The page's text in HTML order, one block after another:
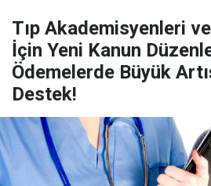
​Tıp Akademisyenleri
İçin Yeni Kanun
Ödemelerde Büyük
Destek!